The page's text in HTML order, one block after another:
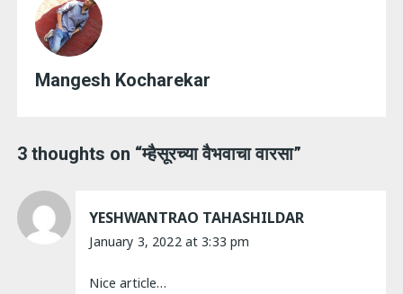
Mangesh Kocharekar
3 thoughts on “म्हैसूरच्या वैभवाचा वारसा”
YESHWANTRAO TAHASHILDAR
January 3, 2022 at 3:33 pm
Nice article…